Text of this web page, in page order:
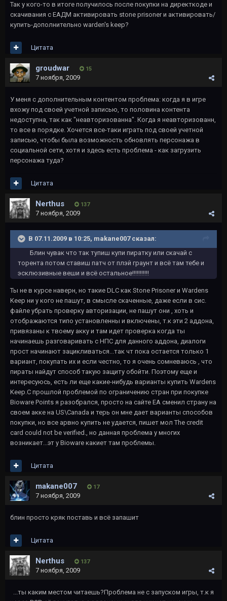
Так у кого-то в итоге получилось после покупки на директкоде и
скачивания с ЕАДМ активировать stone prisoner и активировать/
купить-дополнительно warden's keep?
Цитата
groudwar 15
7 ноября, 2009
У меня с дополнительным контентом проблема: когда я в игре
вхожу под своей учетной записью, то половина контента
недоступна, так как "неавторизованна". Когда я неавторизованн,
то все в порядке. Хочется все-таки играть под своей учетной
записью, чтобы была возможность обновлять персонажа в
социальной сети, хотя и здесь есть проблема - как загрузить
персонажа туда?
Цитата
Nerthus 137
7 ноября, 2009
В 07.11.2009 в 10:25, makane007 сказал:
Блин чувак что так тупиш купи пиратку или скачай с
торента потом ставиш патч от плэй граунт и всё там тебе и
эсклюзивные веши и всё остальное!!!!!!!!!!!
Ты не в курсе наверн, но такие DLC как Stone Prisoner и Wardens
Keep ни у кого не пашут, в смысле скаченные, даже если в сис.
файле убрать проверку авторизации, не пашут они , хоть и
отображаются типо установленны и включены, т.к эти 2 аддона,
привязаны к твоему акку и там идет проверка когда ты
начинаешь разговаривать с НПС для данного аддона, диалоги
прост начинают зацикливаться...так чт пока остается только 1
вариант, покупать их и если честно, то я очень сомневаюсь , что
пираты найдут способ такую защиту обойти. Поэтому еще и
интересуюсь, есть ли еще какиe-нибудь варианты купить Wardens
Keep.С прошлой проблемой по ограничению стран при покупке
Bioware Points я разобрался, просто на сайте EA сменил страну на
своем акке на US\Canada и терь он мне дает варианты способов
покупки, но все арвно купить не удается, пишет мол The credit
card could not be verified., но данная проблема у многих
возникает...эт у Bioware какиет там проблемы.
Цитата
makane007 17
7 ноября, 2009
блин просто кряк поставь и всё запашит
Цитата
Nerthus 137
7 ноября, 2009
...ты каким местом читаешь?Проблема не с запуском игры, т.к я